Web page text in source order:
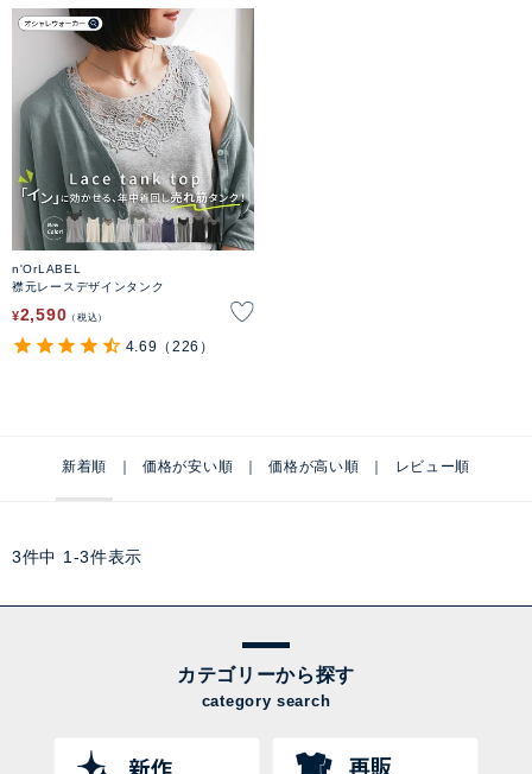
n'OrLABEL
襟元レースデザインタンク
¥2,590 税込
4.69 （226）
新着順 価格が安い順 価格が高い順 レビュー順
3件中 1 -3件表示
カテゴリーから探す
category search